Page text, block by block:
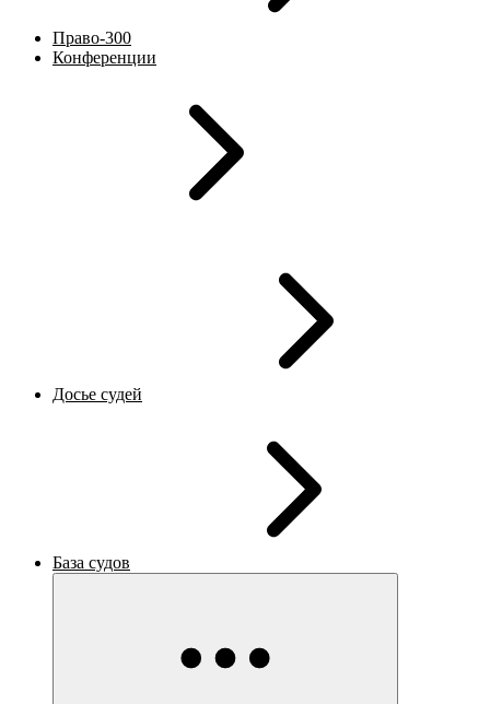
Право-300
Конференции
Досье судей
База судов